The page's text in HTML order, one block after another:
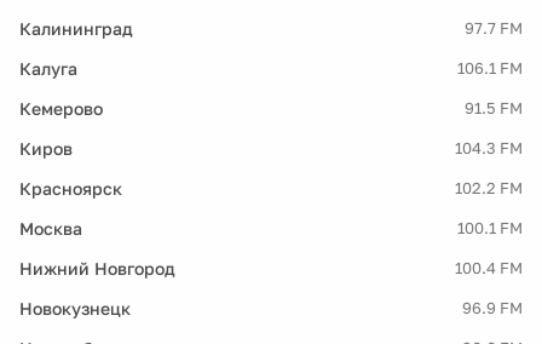
Калининград 97.7 FM
Калуга 106.1 FM
Кемерово 91.5 FM
Киров 104.3 FM
Красноярск 102.2 FM
Москва 100.1 FM
Нижний Новгород 100.4 FM
Новокузнецк 96.9 FM